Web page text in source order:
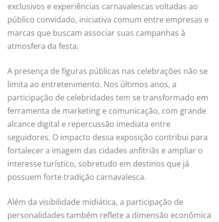
exclusivos e experiências carnavalescas voltadas ao
público convidado, iniciativa comum entre empresas e
marcas que buscam associar suas campanhas à
atmosfera da festa.
A presença de figuras públicas nas celebrações não se
limita ao entretenimento. Nos últimos anos, a
participação de celebridades tem se transformado em
ferramenta de marketing e comunicação, com grande
alcance digital e repercussão imediata entre
seguidores. O impacto dessa exposição contribui para
fortalecer a imagem das cidades anfitriãs e ampliar o
interesse turístico, sobretudo em destinos que já
possuem forte tradição carnavalesca.
Além da visibilidade midiática, a participação de
personalidades também reflete a dimensão econômica